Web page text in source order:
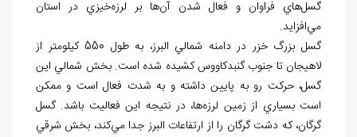
گسلهاي فراوان و فعال شدن آنها بر لرزهخيزي در استان
ميافزايد.
گسل بزرگ خزر در دامنه شمالي البرز، به طول 550 کيلومتر از
لاهيجان تا جنوب گنبدکاووس کشيده شده است. بخش شمالي اين
گسل، حرکت رو به پايين داشته و به شدت فعال است و ممکن
است بسياري از زمين لرزهها، در نتيجه اين فعاليت باشد. گسل
گرگان، که دشت گرگان را از ارتفاعات البرز جدا ميکند، بخش شرقي